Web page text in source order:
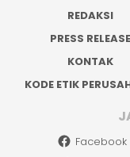
REDAKSI
PRESS RELEASE
KONTAK
KODE ETIK
Facebook